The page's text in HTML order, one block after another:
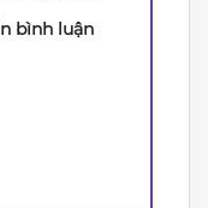
bình luận